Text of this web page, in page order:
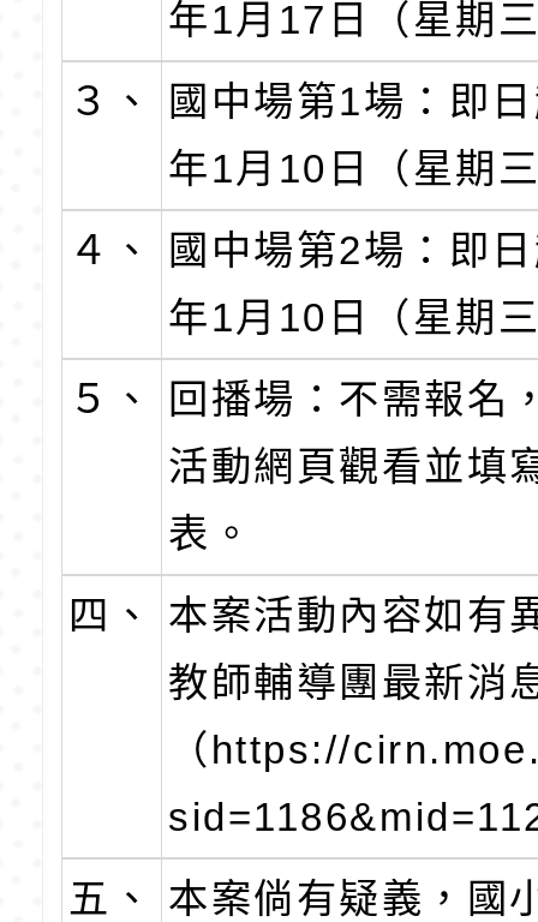
年1月17日（星期
３、
國中場第1場：即
年1月10日（星期
４、
國中場第2場：即
年1月10日（星期
５、
回播場：不需報名
活動網頁觀看並填
表。
四、
本案活動內容如有
教師輔導團最新消
（https://
五、
本案倘有疑義，國